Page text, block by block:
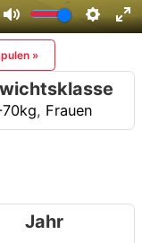
»
, Frauen
Jahr